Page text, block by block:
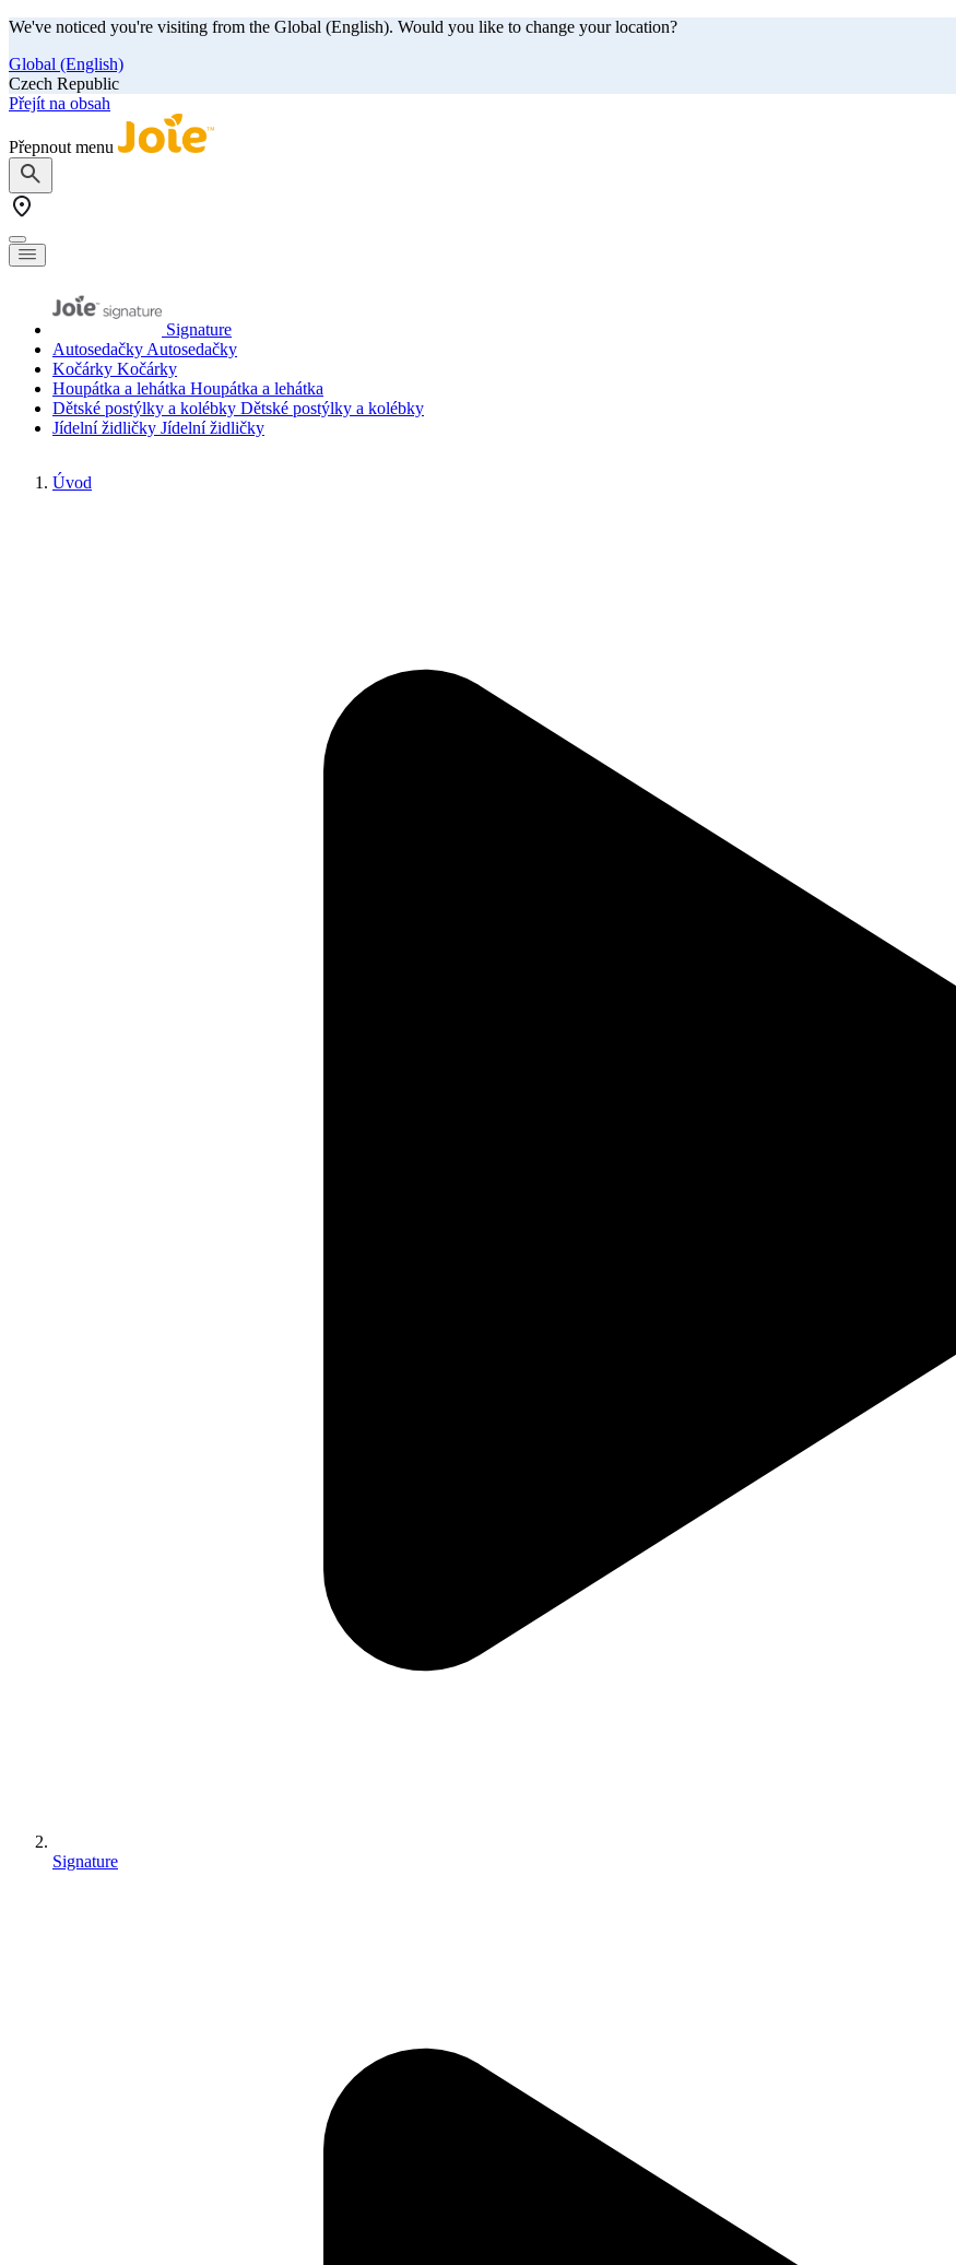
We've noticed you're visiting from the Global (English). Would you like to change your location?
Global (English)
Czech Republic
Přejít na obsah
Přepnout menu
Signature
AutosedačkyAutosedačky
Kočárky Kočárky
Houpátka a lehátka Houpátka a lehátka
Dětské postýlky a kolébky Dětské postýlky a kolébky
Jídelní židličky Jídelní židličky
Úvod
Signature